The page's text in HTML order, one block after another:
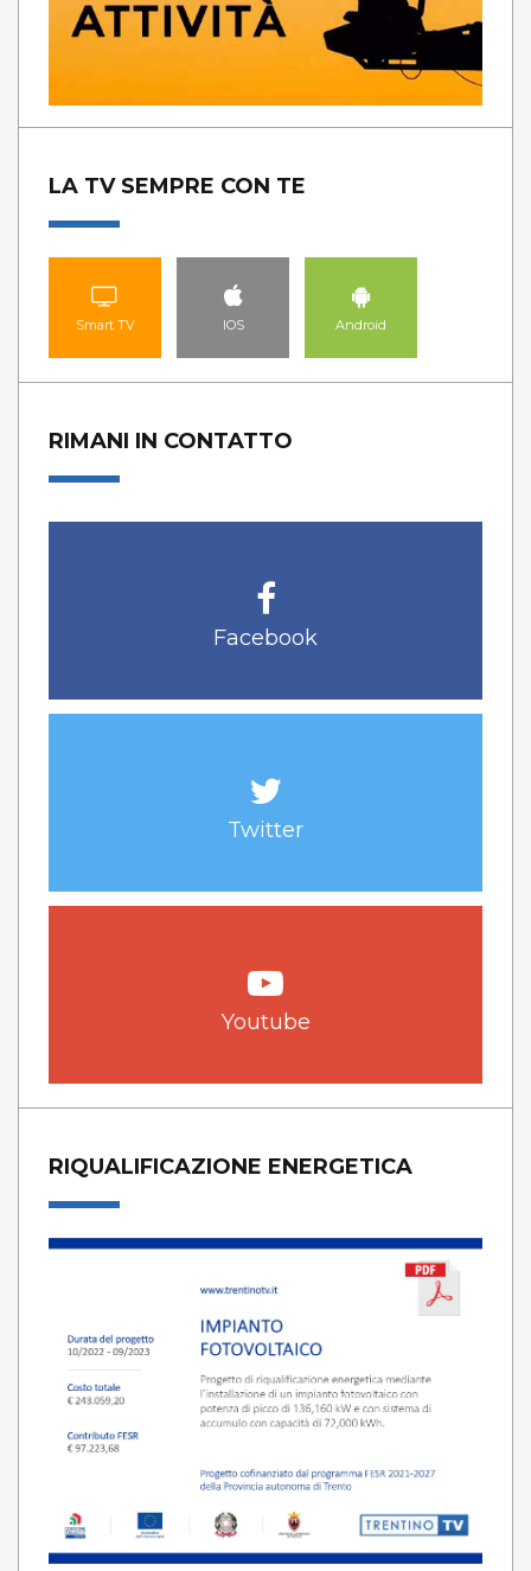
LA TV SEMPRE CON TE
Smart TV IOS Android
RIMANI IN CONTATTO
Facebook
Twitter
Youtube
RIQUALIFICAZIONE ENERGETICA